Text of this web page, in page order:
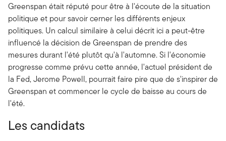
Greenspan était réputé pour être à l'écoute de la situation
politique et pour savoir cerner les différents enjeux
politiques. Un calcul similaire à celui décrit ici a peut-être
influencé la décision de Greenspan de prendre des
mesures durant l'été plutôt qu'à l'automne. Si l'économie
progresse comme prévu cette année, l'actuel président de
la Fed, Jerome Powell, pourrait faire pire que de s'inspirer de
Greenspan et commencer le cycle de baisse au cours de
l'été.
Les candidats